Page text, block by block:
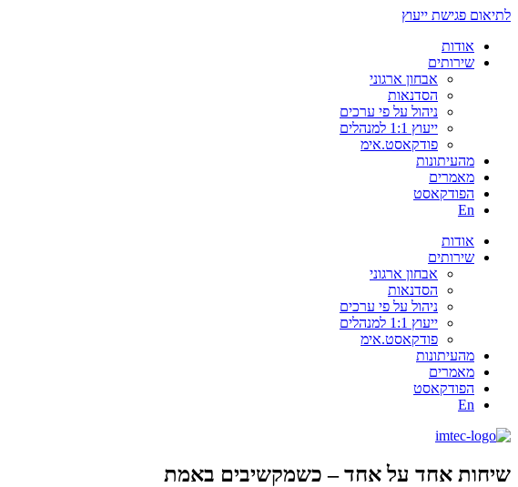
לתיאום פגישת ייעוץ
אודות
שירותים
אבחון ארגוני
הסדנאות
ניהול על פי ערכים
ייעוץ 1:1 למנהלים
פודקאסט.אימ
מהעיתונות
מאמרים
הפודקאסט
En
אודות
שירותים
אבחון ארגוני
הסדנאות
ניהול על פי ערכים
ייעוץ 1:1 למנהלים
פודקאסט.אימ
מהעיתונות
מאמרים
הפודקאסט
En
שיחות אחד על אחד – כשמקשיבים באמת